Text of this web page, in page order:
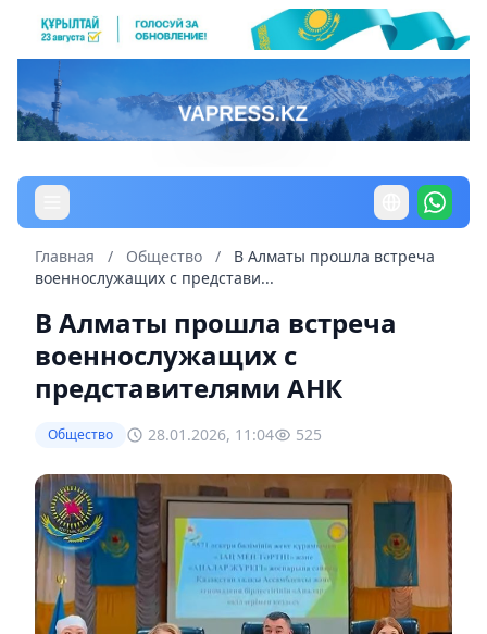
Главная / Общество /
В Алматы прошла встреча
военнослужащих с представи...
В Алматы прошла встреча
военнослужащих с
представителями АНК
Общество 28.01.2026, 11:04 525